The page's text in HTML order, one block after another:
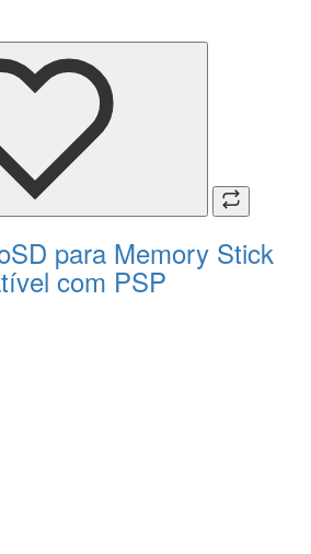
para Memory Stick
com PSP